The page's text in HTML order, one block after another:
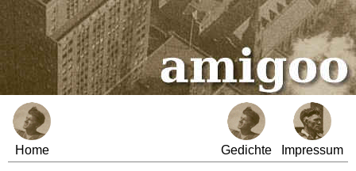
Home Gedichte Impressum